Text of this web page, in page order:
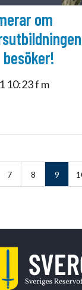
om
10:23 f m
7 8 9